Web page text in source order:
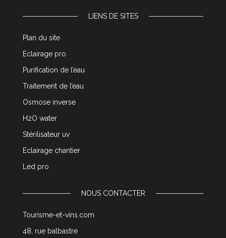
LIENS DE SITES
Plan du site
Eclairage pro
Purification de l’eau
Traitement de l’eau
Osmose inverse
H2O water
Stérilisateur uv
Eclairage chantier
Led pro
NOUS CONTACTER
Tourisme-et-vins.com
48, rue balbastre